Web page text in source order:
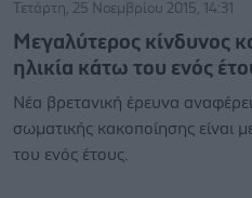
Τετάρτη, 25 Νοεμβρίου 2015, 14:31
Μεγαλύτερος κίνδυνος
ηλικία κάτω του ενός
Νέα βρετανική έρευνα
σωματικής κακοποίησης είναι
του ενός έτους.